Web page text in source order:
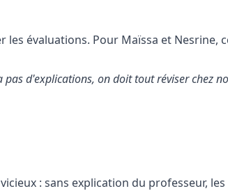
évaluations. Pour Maïssa et Nesrine,
d'explications, on doit tout réviser chez
: sans explication du professeur,